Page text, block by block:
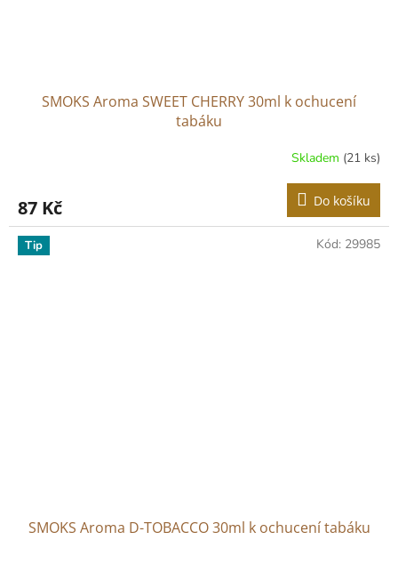
SMOKS Aroma SWEET CHERRY 30ml k ochucení
tabáku
Skladem (21 ks)
87 Kč Do košíku
Tip
SMOKS Aroma D-TOBACCO 30ml k ochucení tabáku
Kód: 29985